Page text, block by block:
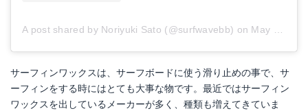
A post shared by Noriyuki Sato (@surfwavebb) on May 13, 2018 at 9:28pm PDT
サーフィンワックスは、サーフボードに使う滑り止めの事で、サ
ーフィンをする時にはとても大事な物です。最近ではサーフィン
ワックスを出しているメーカーが多く、種類も増えてきていま